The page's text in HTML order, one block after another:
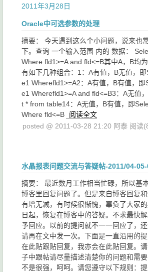
2011年3月28日
Oracle中可选参数的处理
摘要： 今天遇到这么个小问题，说来也
下。查询 一个输入范围 内的 数据：
Where fld1>=A and fld<=B其中A，B均为
有如下几种组合：1：A有值，B无值，
e1 Wherefld1>=A2：A有值，B有值，
e1 Wherefld1>=A and fld<=B3：A无值
t * from table14：A无值，B有值，即
Where fld<=B
阅读全文
posted @ 2011-03-28 21:20 阿泰 阅读
水晶报表问题交流与答疑帖-2011/04-
摘要： 最近数月工作相当忙碌，所以基
博客里回复问题了。但是来自博客回复
有增无减，有时候很惭愧，辜负了大家
日起，恢复在博客中的答疑。不求最快
予回应。以前的提问就不一一回应了，
请再在文中发一次。下面是一直沿用的
在此贴跟贴回复，我亦会在此贴回复。
子中跟帖请尽量描述清楚你的问题和需
不是很强，呵呵。请您遵守以下规则：